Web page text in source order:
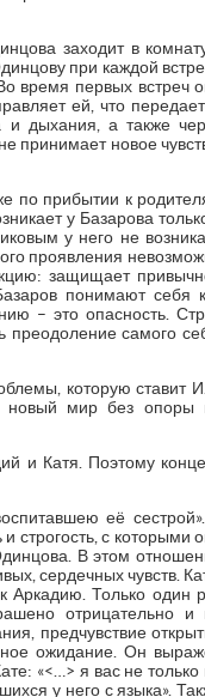
заходит в
при каждой
время первых встреч
ей, что
и дыхания, а также
принимает новое
по прибытии к
у Базарова
у него не
проявления
защищает
понимают себя
– это опасность.
преодоление самого
которую ставит
новый мир без опоры
и Катя. Поэтому
её
строгость, с которыми
В этом
сердечных чувств.
Аркадию. Только один
отрицательно и
предчувствие
ожидание. Он
«<…> я вас не только
у него с языка».